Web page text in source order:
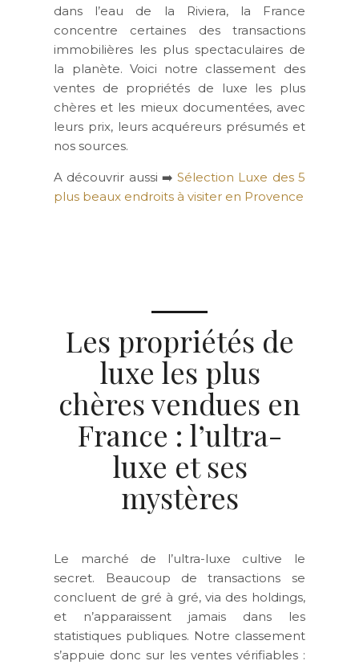
dans l’eau de la Riviera, la France
concentre certaines des transactions
immobilières les plus spectaculaires de
la planète. Voici notre classement des
ventes de propriétés de luxe les plus
chères et les mieux documentées, avec
leurs prix, leurs acquéreurs présumés et
nos sources.
A découvrir aussi ➡️Sélection Luxe des 5
plus beaux endroits à visiter en Provence
Les propriétés de
luxe les plus
chères vendues en
France : l’ultra-
luxe et ses
mystères
Le marché de l’ultra-luxe cultive le
secret. Beaucoup de transactions se
concluent de gré à gré, via des holdings,
et n’apparaissent jamais dans les
statistiques publiques. Notre classement
s’appuie donc sur les ventes vérifiables :